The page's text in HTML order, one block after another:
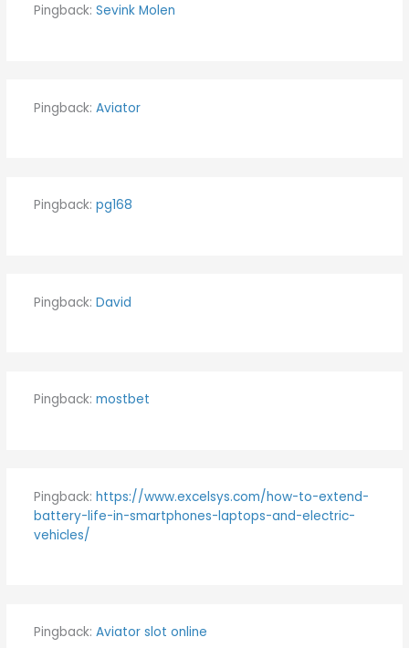
Pingback: Sevink Molen
Pingback: Aviator
Pingback: pg168
Pingback: David
Pingback: mostbet
Pingback: https://www.excelsys.com/how-to-extend-
battery-life-in-smartphones-laptops-and-electric-
vehicles/
Pingback: Aviator slot online